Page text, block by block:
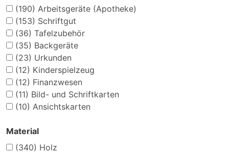
(190) Arbeitsgeräte (Apotheke)
(153) Schriftgut
(36) Tafelzubehör
(35) Backgeräte
(23) Urkunden
(12) Kinderspielzeug
(12) Finanzwesen
(11) Bild- und Schriftkarten
(10) Ansichtskarten
Material
(340) Holz